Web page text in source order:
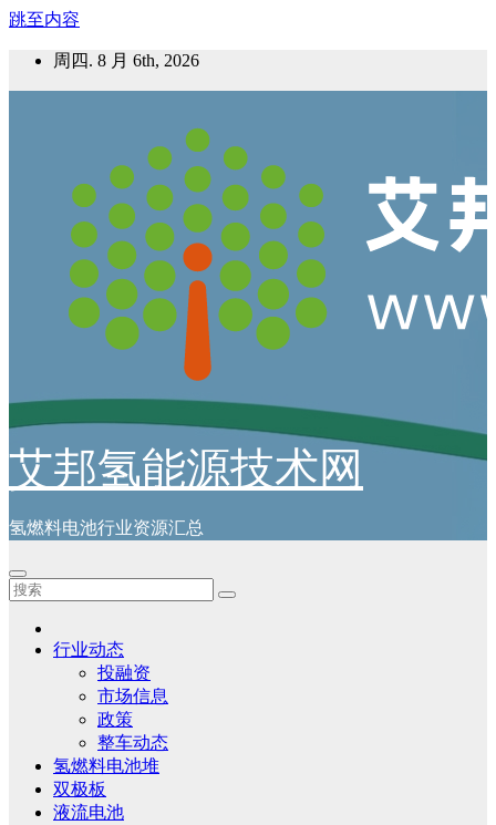
跳至内容
周四. 8 月 6th, 2026
艾邦氢能源技术网
氢燃料电池行业资源汇总
行业动态
投融资
市场信息
政策
整车动态
氢燃料电池堆
双极板
液流电池